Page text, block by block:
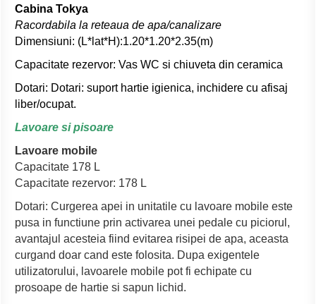
Cabina Tokya
Racordabila la reteaua de apa/canalizare
Dimensiuni: (L*lat*H):1.20*1.20*2.35(m)
Capacitate rezervor: Vas WC si chiuveta din ceramica
Dotari: Dotari: suport hartie igienica, inchidere cu afisaj
liber/ocupat.
Lavoare si pisoare
Lavoare mobile
Capacitate 178 L
Capacitate rezervor: 178 L
Dotari: Curgerea apei in unitatile cu lavoare mobile este
pusa in functiune prin activarea unei pedale cu piciorul,
avantajul acesteia fiind evitarea risipei de apa, aceasta
curgand doar cand este folosita. Dupa exigentele
utilizatorului, lavoarele mobile pot fi echipate cu
prosoape de hartie si sapun lichid.